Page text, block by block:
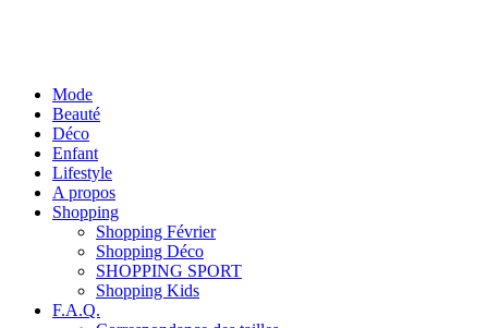
Mode
Beauté
Déco
Enfant
Lifestyle
A propos
Shopping
Shopping Février
Shopping Déco
SHOPPING SPORT
Shopping Kids
F.A.Q.